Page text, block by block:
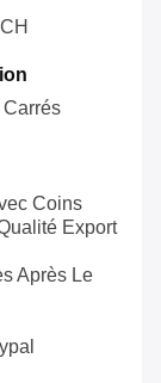
Carrés
Coins
Export
Après Le